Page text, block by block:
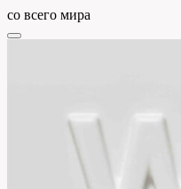
со всего мира